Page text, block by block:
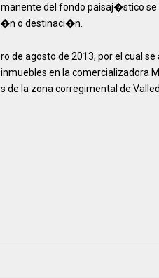
del fondo paisaj�stico se
o destinaci�n.
de agosto de 2013, por el cual se
en la comercializadora
de la zona corregimental de